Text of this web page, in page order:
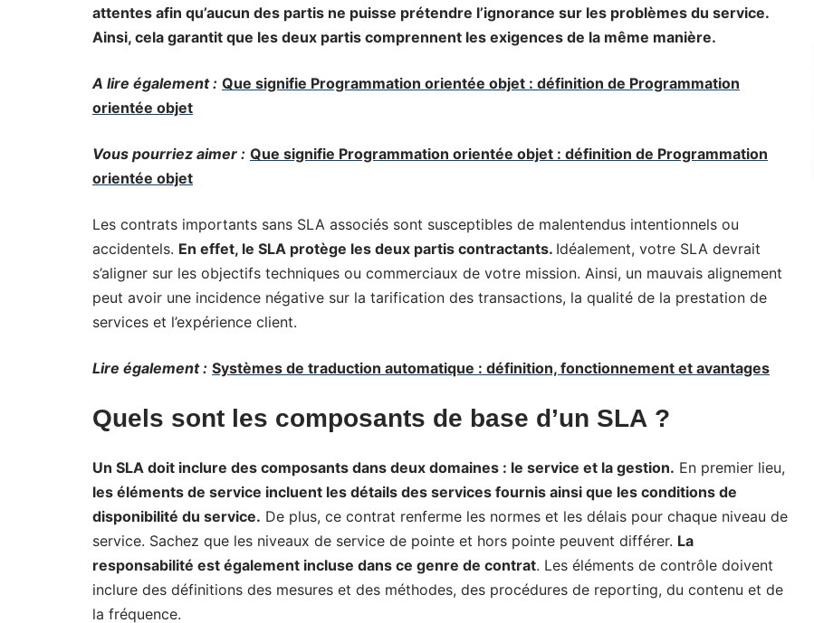
attentes afin qu’aucun des partis ne puisse prétendre l’ignorance sur les problèmes du service.
Ainsi, cela garantit que les deux partis comprennent les exigences de la même manière.
A lire également : Que signifie Programmation orientée objet : définition de Programmation
orientée objet
Vous pourriez aimer : Que signifie Programmation orientée objet : définition de Programmation
orientée objet
Les contrats importants sans SLA associés sont susceptibles de malentendus intentionnels ou
accidentels. En effet, le SLA protège les deux partis contractants. Idéalement, votre SLA devrait
s’aligner sur les objectifs techniques ou commerciaux de votre mission. Ainsi, un mauvais alignement
peut avoir une incidence négative sur la tarification des transactions, la qualité de la prestation de
services et l’expérience client.
Lire également : Systèmes de traduction automatique : définition, fonctionnement et avantages
Quels sont les composants de base d’un SLA ?
Un SLA doit inclure des composants dans deux domaines : le service et la gestion. En premier lieu,
les éléments de service incluent les détails des services fournis ainsi que les conditions de
disponibilité du service. De plus, ce contrat renferme les normes et les délais pour chaque niveau de
service. Sachez que les niveaux de service de pointe et hors pointe peuvent différer. La
responsabilité est également incluse dans ce genre de contrat. Les éléments de contrôle doivent
inclure des définitions des mesures et des méthodes, des procédures de reporting, du contenu et de
la fréquence.